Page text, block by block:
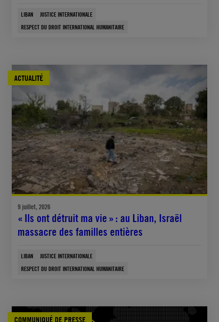
LIBAN
JUSTICE INTERNATIONALE
RESPECT DU DROIT INTERNATIONAL HUMANITAIRE
ACTUALITÉ
9 juillet, 2026
« Ils ont détruit ma vie » : au Liban, Israël
massacre des familles entières
LIBAN
JUSTICE INTERNATIONALE
RESPECT DU DROIT INTERNATIONAL HUMANITAIRE
COMMUNIQUÉ DE PRESSE